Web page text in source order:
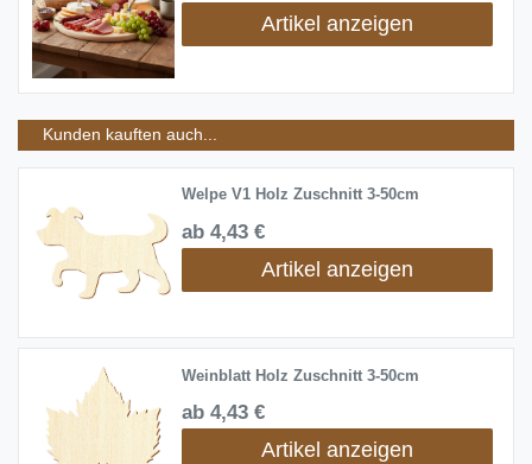
Artikel anzeigen
Kunden kauften auch...
Welpe V1 Holz Zuschnitt 3-50cm
ab 4,43 €
Artikel anzeigen
Weinblatt Holz Zuschnitt 3-50cm
ab 4,43 €
Artikel anzeigen